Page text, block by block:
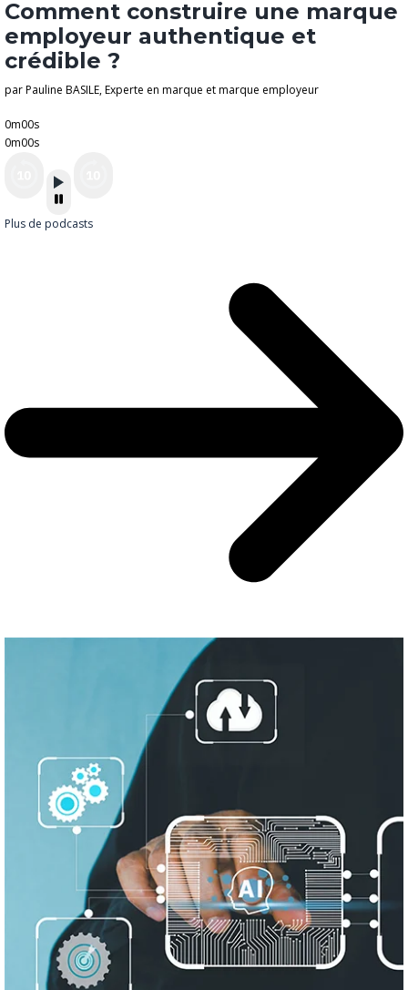
Comment construire une marque
employeur authentique et
crédible ?
par Pauline BASILE, Experte en marque et marque employeur
0m00s
0m00s
Plus de podcasts